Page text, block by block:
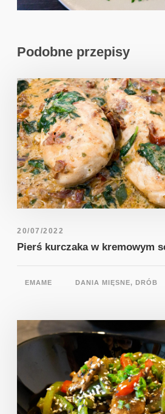
Podobne przepisy
20/07/2022
Pierś kurczaka w kremowym
EMAME DANIA MIĘSNE, DRÓB